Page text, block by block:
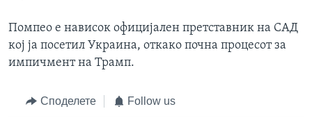
Помпео е нависок официјален претставник на САД
кој ја посетил Украина, откако почна процесот за
импичмент на Трамп.
Споделете Follow us